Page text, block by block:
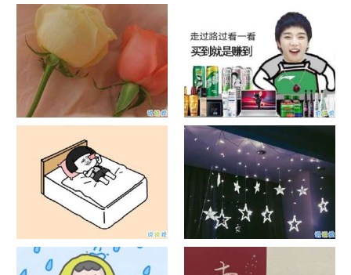
日出文案温柔句子 看日出的微
信说说配图
晒风景照的唯美说说配图 适合
发风景的朋友圈文案
官宣恋爱的说说配图 官宣句子
抖音摆地摊文案 摆地摊的搞笑
说说带图片
谐音梗土味情话大全带图片 油
腻搞笑的土味情话
很酷的霸气句子带图片 最新霸
气说说高冷范